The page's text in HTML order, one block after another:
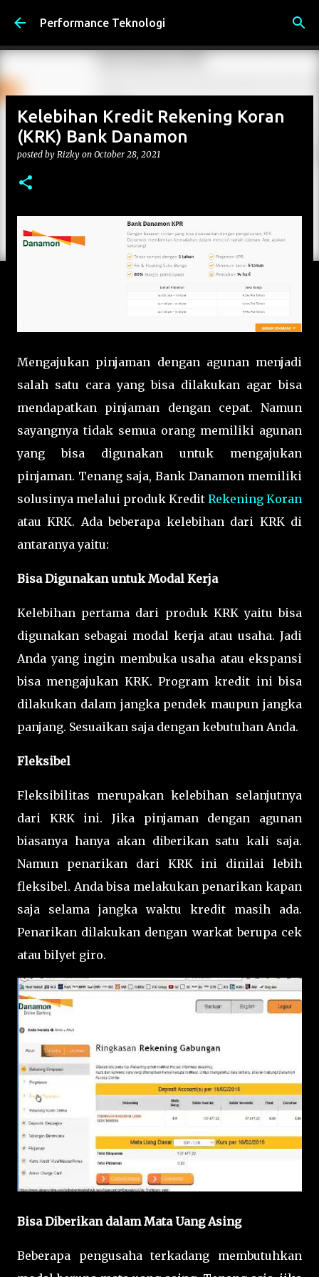
Skip to main content
Performance Teknologi
Kelebihan Kredit Rekening Koran
(KRK) Bank Danamon
posted by Rizky on October 28, 2021
Mengajukan pinjaman dengan agunan menjadi
salah satu cara yang bisa dilakukan agar bisa
mendapatkan pinjaman dengan cepat. Namun
sayangnya tidak semua orang memiliki agunan
yang bisa digunakan untuk mengajukan
pinjaman. Tenang saja, Bank Danamon memiliki
solusinya melalui produk Kredit Rekening Koran
atau KRK. Ada beberapa kelebihan dari KRK di
antaranya yaitu:
Bisa Digunakan untuk Modal Kerja
Kelebihan pertama dari produk KRK yaitu bisa
digunakan sebagai modal kerja atau usaha. Jadi
Anda yang ingin membuka usaha atau ekspansi
bisa mengajukan KRK. Program kredit ini bisa
dilakukan dalam jangka pendek maupun jangka
panjang. Sesuaikan saja dengan kebutuhan Anda.
Fleksibel
Fleksibilitas merupakan kelebihan selanjutnya
dari KRK ini. Jika pinjaman dengan agunan
biasanya hanya akan diberikan satu kali saja.
Namun penarikan dari KRK ini dinilai lebih
fleksibel. Anda bisa melakukan penarikan kapan
saja selama jangka waktu kredit masih ada.
Penarikan dilakukan dengan warkat berupa cek
atau bilyet giro.
Bisa Diberikan dalam Mata Uang Asing
Beberapa pengusaha terkadang membutuhkan